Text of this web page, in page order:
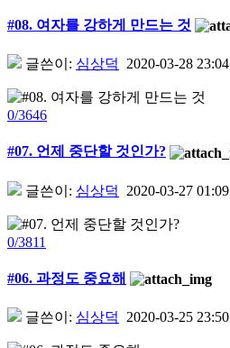
#08. 여자를 강하게 만드는 것
글쓴이: 심상덕 2020-03-28 23:04
0/3646
#07. 언제 중단할 것인가?
글쓴이: 심상덕 2020-03-27 01:09
0/3811
#06. 과정도 중요해
글쓴이: 심상덕 2020-03-25 23:50